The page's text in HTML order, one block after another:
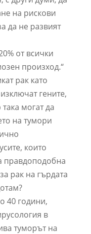
на рискови
да не развият
от всички
произход.“
рак като
гените,
могат да
на тумори
които
правдоподобна
рак на гърдата
40 години,
в
туморът на